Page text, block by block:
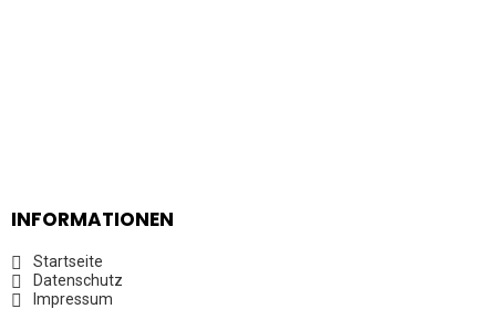
INFORMATIONEN
Startseite
Datenschutz
Impressum